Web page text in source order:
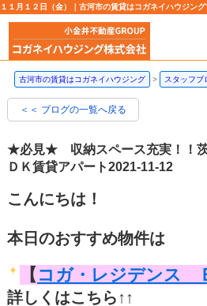
１１月１２日（金）｜古河市の賃貸はコガネイハウジン
古河市の賃貸はコガネイハウジング スタッフブ
＜＜ ブログの一覧へ戻る
★必見★ 収納スペース充実！！茨
ＤＫ賃貸アパート2021-11-12
こんにちは！
本日のおすすめ物件は
【 コガ・レジデンス
詳しくはこちら↑↑